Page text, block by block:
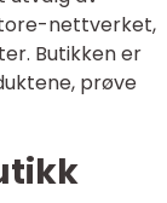
nettverket,
Butikken er
prøve